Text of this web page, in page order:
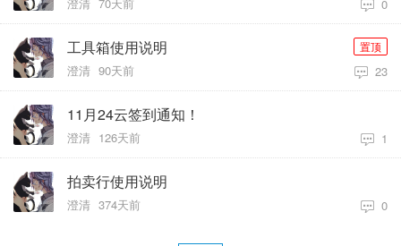
0
工具箱使用说明
澄清 90天前 23
置顶
11月24云签到通知！
澄清 126天前 1
拍卖行使用说明
澄清 374天前 0